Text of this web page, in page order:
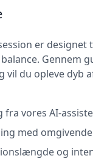
er
Gennem
vil du opleve dyb
fra vores AI-
med
og